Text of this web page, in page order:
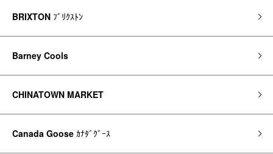
BRIXTON ﾌﾞﾘｸｽﾄﾝ
Barney Cools
CHINATOWN MARKET
Canada Goose ｶﾅﾀﾞｸﾞｰｽ